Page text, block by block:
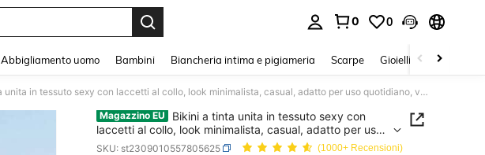
0 0
Abbigliamento uomo Bambini Biancheria intima e pigiameria Scarpe Gioielli E Accessori
Bikini a tinta unita in tessuto sexy con laccetti al collo, look minimalista, casual, adatto per uso quotidiano, vacanze e spiaggia, colore nero, per l'estate
Magazzino EU
Bikini a tinta unita in tessuto sexy con
laccetti al collo, look minimalista, casual, adatto per uso
quotidiano, vacanze e spiaggia, colore nero, per l'estate
SKU: st2309010557805625 (1000+ Recensioni)